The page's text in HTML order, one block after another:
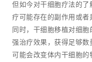
但如今对干细胞疗法的了
疗可能存在的副作用或者
同时，干细胞移植对细
强治疗效果，获得足够数
可能会改变体内干细胞